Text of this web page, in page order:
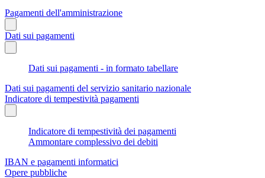
Pagamenti dell'amministrazione
Dati sui pagamenti
Dati sui pagamenti - in formato tabellare
Dati sui pagamenti del servizio sanitario nazionale
Indicatore di tempestività pagamenti
Indicatore di tempestività dei pagamenti
Ammontare complessivo dei debiti
IBAN e pagamenti informatici
Opere pubbliche